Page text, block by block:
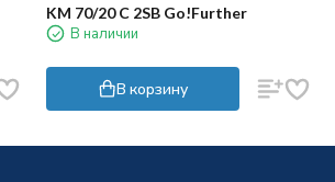
KM 70/20 C 2SB Go!Further
В наличии
В корзину